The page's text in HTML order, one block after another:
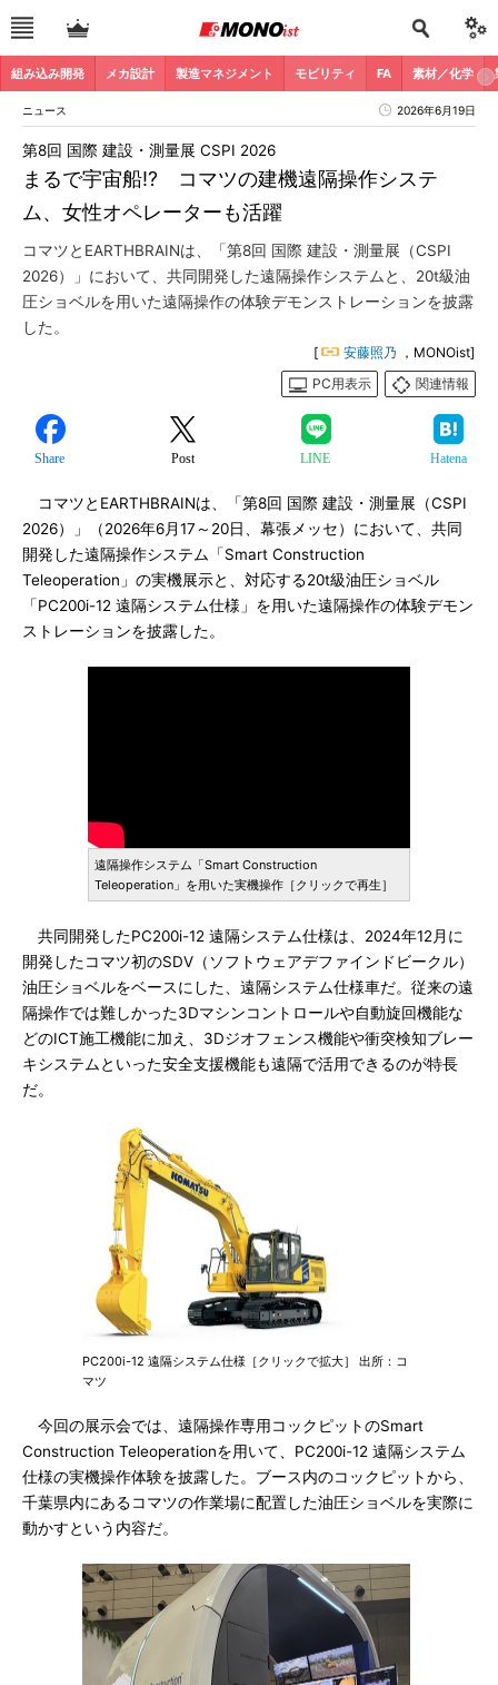
組み込み開発 メカ設計 製造マネジメント モビリティ FA 素材／化学
ニュース 2026年6月19日
まるで宇宙船!? コマツの建機遠隔操作システ
ム、女性オペレーターも活躍
第8回 国際 建設・測量展 CSPI 2026
コマツとEARTHBRAINは、「第8回 国際 建設・測量展（CSPI
2026）」において、共同開発した遠隔操作システムと、20t級油
圧ショベルを用いた遠隔操作の体験デモンストレーションを披露
した。
[ 安藤照乃 ，MONOist]
PC用表示
関連情報
Share Post LINE Hatena
コマツとEARTHBRAINは、「第8回 国際 建設・測量展（CSPI
2026）」（2026年6月17～20日、幕張メッセ）において、共同
開発した遠隔操作システム「Smart Construction
Teleoperation」の実機展示と、対応する20t級油圧ショベル
「PC200i-12 遠隔システム仕様」を用いた遠隔操作の体験デモン
ストレーションを披露した。
遠隔操作システム「Smart Construction
Teleoperation」を用いた実機操作［クリックで再生］
共同開発したPC200i-12 遠隔システム仕様は、2024年12月に
開発したコマツ初のSDV（ソフトウェアデファインドビークル）
油圧ショベルをベースにした、遠隔システム仕様車だ。従来の遠
隔操作では難しかった3Dマシンコントロールや自動旋回機能な
どのICT施工機能に加え、3Dジオフェンス機能や衝突検知ブレー
キシステムといった安全支援機能も遠隔で活用できるのが特長
だ。
PC200i-12 遠隔システム仕様［クリックで拡大］ 出所：コ
マツ
今回の展示会では、遠隔操作専用コックピットのSmart
Construction Teleoperationを用いて、PC200i-12 遠隔システム
仕様の実機操作体験を披露した。ブース内のコックピットから、
千葉県内にあるコマツの作業場に配置した油圧ショベルを実際に
動かすという内容だ。